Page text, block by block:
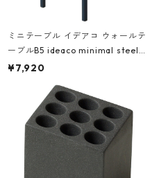
ミニテーブル イデアコ ウォールテ
ーブルB5 ideaco minimal steel f
urniture WALL Table B5 ネイビー
¥7,920